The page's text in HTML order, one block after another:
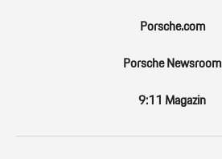
Porsche.com
Porsche Newsroom
9:11 Magazin